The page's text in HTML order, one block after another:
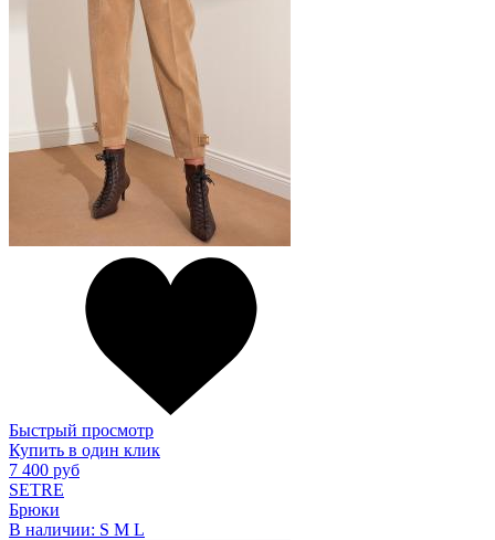
Быстрый просмотр
Купить в один клик
7 400 руб
SETRE
Брюки
В наличии: S M L